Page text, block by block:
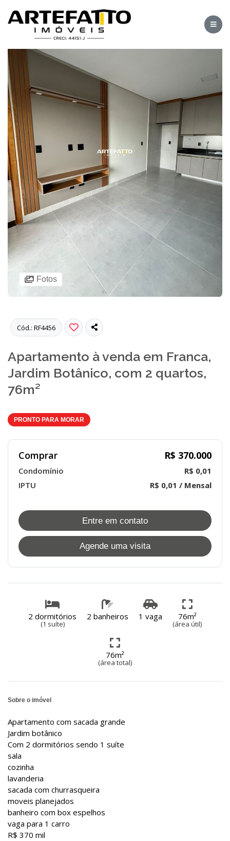
Fotos
Cód.: RF4456
Apartamento à venda em Franca,
Jardim Botânico, com 2 quartos,
76m²
PRONTO PARA MORAR
Comprar R$ 370.000
Condomínio
R$ 0,01
IPTU
R$ 0,01 / Mensal
Entre em contato
Agende uma visita
2 dormitórios
(1 suíte)
2 banheiros 1 vaga 76m²
(área útil)
76m²
(área total)
Sobre o imóvel
Apartamento com sacada grande
Jardim botânico
Com 2 dormitórios sendo 1 suíte
sala
cozinha
lavanderia
sacada com churrasqueira
moveis planejados
banheiro com box espelhos
vaga para 1 carro
R$ 370 mil